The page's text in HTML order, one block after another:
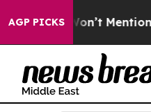
AGP PICKS
Trump Won’t Mention: